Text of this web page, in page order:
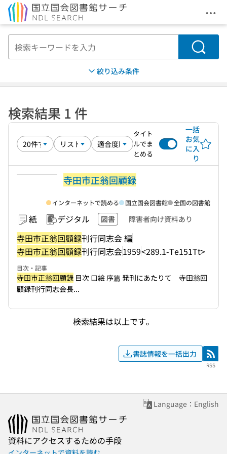
メ
検索
絞り込み条件
検索結果 1 件
タイト
ルでま
とめる
一括
お気
に入
り
寺田市正翁回顧録
紙 デジタル 図書 障害者向け資料あり
寺田市正翁回顧録刊行同志会 編
寺田市正翁回顧録刊行同志会1959<289.1-Te151Tt>
インターネットで読める 国立国会図書館 全国の図書館
目次・記事
寺田市正翁回顧録 目次 口絵 序篇 発刊にあたりて 寺田翁回
顧録刊行同志会長...
検索結果は以上です。
書誌情報を一括出力 RSS
RSS
Language：English
資料にアクセスするための手段